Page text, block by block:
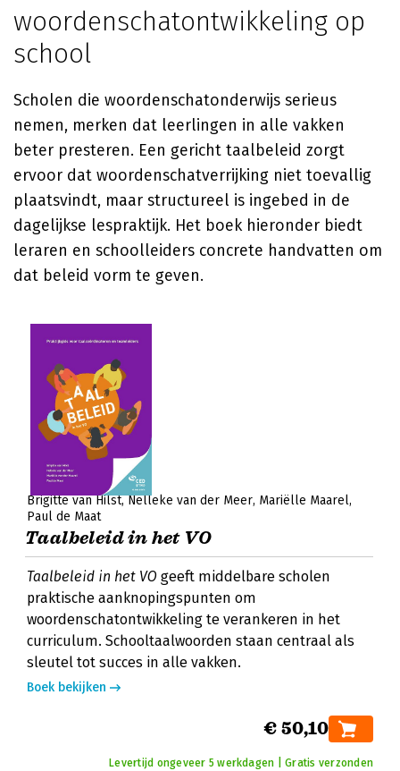
woordenschatontwikkeling op
school
Scholen die woordenschatonderwijs serieus
nemen, merken dat leerlingen in alle vakken
beter presteren. Een gericht taalbeleid zorgt
ervoor dat woordenschatverrijking niet toevallig
plaatsvindt, maar structureel is ingebed in de
dagelijkse lespraktijk. Het boek hieronder biedt
leraren en schoolleiders concrete handvatten om
dat beleid vorm te geven.
Brigitte van Hilst Nelleke van der Meer Mariëlle Maarel
Paul de Maat
Taalbeleid in het VO
Taalbeleid in het VO geeft middelbare scholen
praktische aanknopingspunten om
woordenschatontwikkeling te verankeren in het
curriculum. Schooltaalwoorden staan centraal als
sleutel tot succes in alle vakken.
Boek bekijken
€ 50,10
Levertijd ongeveer 5 werkdagen | Gratis verzonden